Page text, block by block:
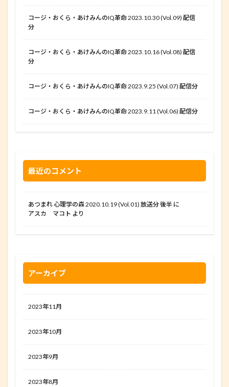
コージ・おくら・あけみんのIQ革命 2023.10.30 (Vol.09) 配信
分
コージ・おくら・あけみんのIQ革命 2023.10.16 (Vol.08) 配信
分
コージ・おくら・あけみんのIQ革命 2023.9.25 (Vol.07) 配信分
コージ・おくら・あけみんのIQ革命 2023.9.11 (Vol.06) 配信分
最近のコメント
あつまれ 心理学の森 2020.10.19 (Vol.01) 放送分 後半 に
アスカ マコト より
アーカイブ
2023年11月
2023年10月
2023年9月
2023年8月